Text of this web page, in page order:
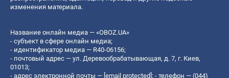
изменения материала.
Название онлайн медиа — «OBOZ.UA»
- субъект в сфере онлайн медиа;
- идентификатор медиа — R40-06156;
- почтовый адрес — ул. Деревообрабатывающая, д. 7, г. Киев,
01013;
- адрес электронной почты — [email protected]; - телефон — (044)